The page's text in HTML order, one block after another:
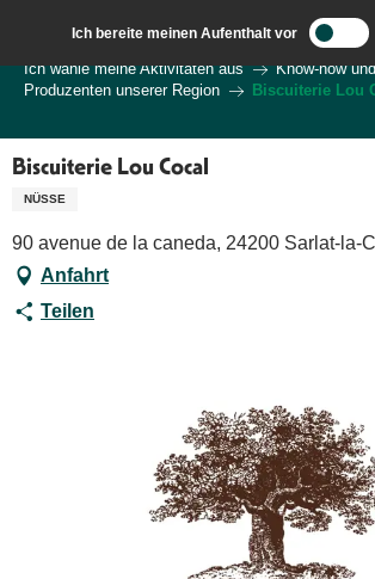
contenu
principal
Ich bereite meinen Aufenthalt vor
Ich wähle meine Aktivitäten aus
Know-how
Produzenten unserer Region
Biscuiterie Lou
Biscuiterie Lou Cocal
NÜSSE
90 avenue de la caneda, 24200 Sarlat-la-
Anfahrt
Teilen